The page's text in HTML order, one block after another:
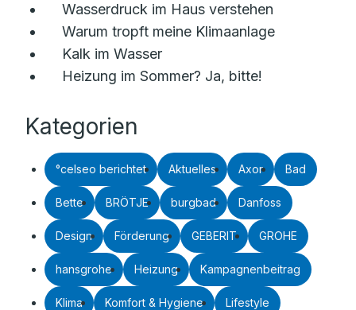
Wasserdruck im Haus verstehen
Warum tropft meine Klimaanlage
Kalk im Wasser
Heizung im Sommer? Ja, bitte!
Kategorien
°celseo berichtet Aktuelles Axor Bad
Bette BRÖTJE burgbad Danfoss
Design Förderung GEBERIT GROHE
hansgrohe Heizung Kampagnenbeitrag
Klima Komfort & Hygiene Lifestyle